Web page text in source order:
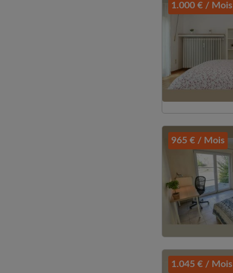
1.000 € / Mois
965 € / Mois
1.045 € / Mois